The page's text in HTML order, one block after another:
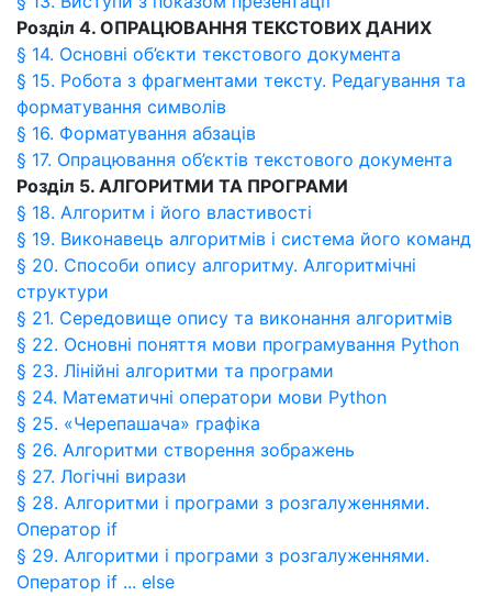
Розділ 4. ОПРАЦЮВАННЯ ТЕКСТОВИХ ДАНИХ
§ 14. Основні об’єкти текстового документа
§ 15. Робота з фрагментами тексту. Редагування та
форматування символів
§ 16. Форматування абзаців
§ 17. Опрацювання об’єктів текстового документа
Розділ 5. АЛГОРИТМИ ТА ПРОГРАМИ
§ 18. Алгоритм і його властивості
§ 19. Виконавець алгоритмів і система його команд
§ 20. Способи опису алгоритму. Алгоритмічні
структури
§ 21. Середовище опису та виконання алгоритмів
§ 22. Основні поняття мови програмування Python
§ 23. Лінійні алгоритми та програми
§ 24. Математичні оператори мови Python
§ 25. «Черепашача» графіка
§ 26. Алгоритми створення зображень
§ 27. Логічні вирази
§ 28. Алгоритми і програми з розгалуженнями.
Оператор if
§ 29. Алгоритми і програми з розгалуженнями.
Оператор if ... else